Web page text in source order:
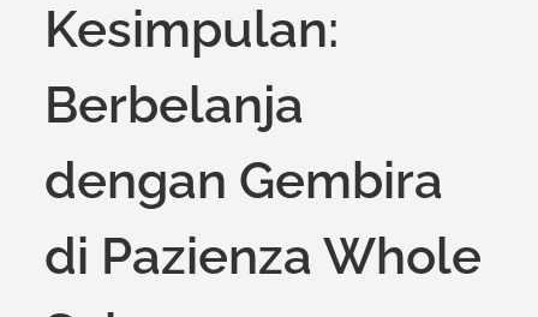
Kesimpulan:
Berbelanja
dengan Gembira
di Pazienza Whole